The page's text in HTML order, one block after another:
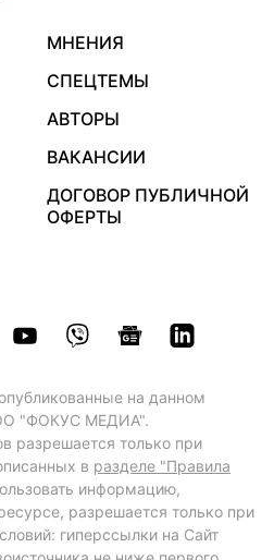
МНЕНИЯ
СПЕЦТЕМЫ
АВТОРЫ
ВАКАНСИИ
ДОГОВОР ПУБЛИЧНОЙ
ОФЕРТЫ
на данном
"ФОКУС МЕДИА".
разрешается только при
в разделе "Правила
информацию,
разрешается только при
гиперссылки на Сайт